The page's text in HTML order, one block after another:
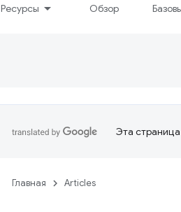
Ресурсы Обзор
Эта
Главная Articles